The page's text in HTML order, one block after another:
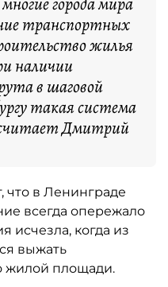
транспортных
жилья
наличии
в шаговой
такая система
Дмитрий
что в Ленинграде
всегда опережало
исчезла, когда из
выжать
жилой площади.